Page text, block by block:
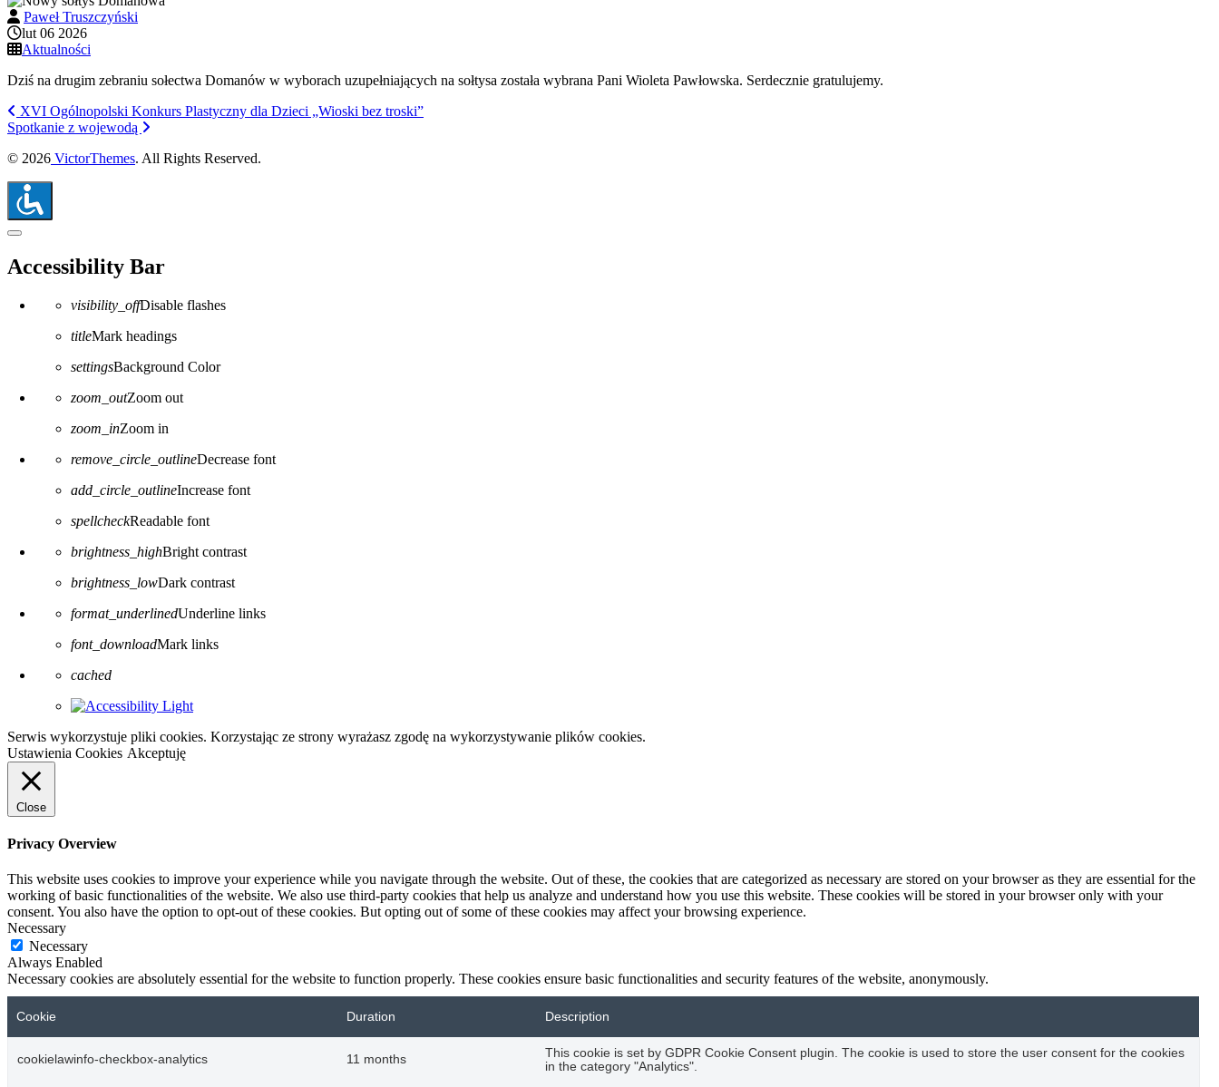
Paweł Truszczyński
lut 06 2026
Aktualności
Dziś na drugim zebraniu sołectwa Domanów w wyborach uzupełniających na sołtysa została wybrana Pani Wioleta Pawłowska. Serdecznie gratulujemy.
XVI Ogólnopolski Konkurs Plastyczny dla Dzieci „Wioski bez troski”
Spotkanie z wojewodą
© 2026 VictorThemes. All Rights Reserved.
Close the accessibility toolbar
Accessibility Bar
visibility_offDisable flashes
titleMark headings
settingsBackground Color
zoom_outZoom out
zoom_inZoom in
remove_circle_outlineDecrease font
add_circle_outlineIncrease font
spellcheckReadable font
brightness_highBright contrast
brightness_lowDark contrast
format_underlinedUnderline links
font_downloadMark links
Reset all options
cached
Serwis wykorzystuje pliki cookies. Korzystając ze strony wyrażasz zgodę na wykorzystywanie plików cookies.
Ustawienia Cookies Akceptuję
Close
Privacy Overview
This website uses cookies to improve your experience while you navigate through the website. Out of these, the cookies that are categorized as necessary are stored on your browser as they are essential for the
working of basic functionalities of the website. We also use third-party cookies that help us analyze and understand how you use this website. These cookies will be stored in your browser only with your
consent. You also have the option to opt-out of these cookies. But opting out of some of these cookies may affect your browsing experience.
Necessary
Necessary
Always Enabled
Necessary cookies are absolutely essential for the website to function properly. These cookies ensure basic functionalities and security features of the website, anonymously.
Cookie Duration Description
cookielawinfo-checkbox-analytics 11 months
This cookie is set by GDPR Cookie Consent plugin. The cookie is used to store the user consent for the cookies
in the category "Analytics".